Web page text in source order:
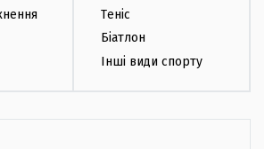
Теніс
Біатлон
Інші види спорту